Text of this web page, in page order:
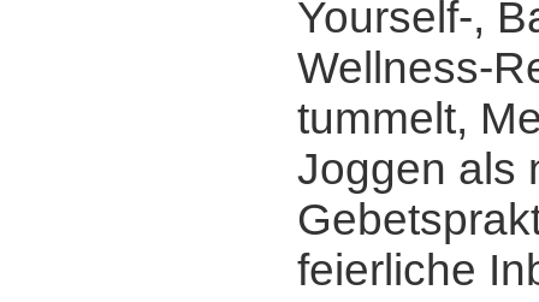
Yourself-,
Wellness-
tummelt,
Joggen als
feierliche